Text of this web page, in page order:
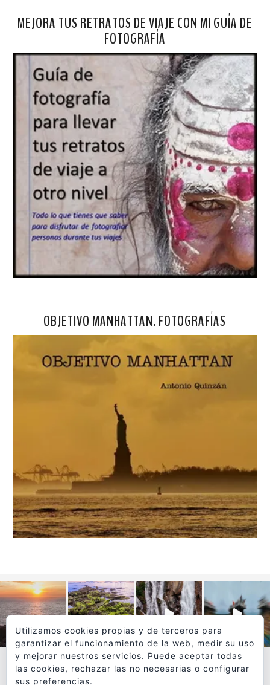
MEJORA TUS RETRATOS DE VIAJE CON MI GUÍA DE
FOTOGRAFÍA
OBJETIVO MANHATTAN. FOTOGRAFÍAS
Utilizamos cookies propias y de terceros para
garantizar el funcionamiento de la web, medir su uso
y mejorar nuestros servicios. Puede aceptar todas
las cookies, rechazar las no necesarias o configurar
sus preferencias.